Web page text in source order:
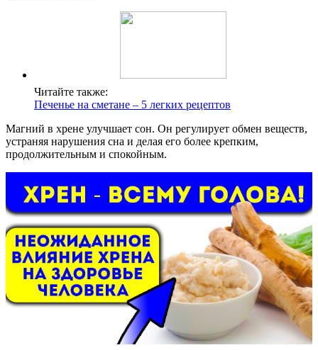
Читайте также:
Печенье на сметане – 5 легких рецептов
Магний в хрене улучшает сон. Он регулирует обмен веществ,
устраняя нарушения сна и делая его более крепким,
продолжительным и спокойным.